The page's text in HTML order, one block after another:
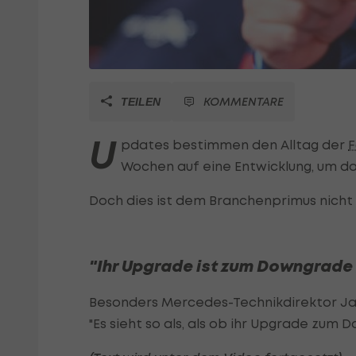
TEILEN KOMMENTARE
U pdates bestimmen den Alltag der
Wochen auf eine Entwicklung, um
Doch dies ist dem Branchenprimus
"Ihr Upgrade ist zum
Besonders Mercedes-Technikdirektor
"Es sieht so als, als ob ihr Upgrade zum